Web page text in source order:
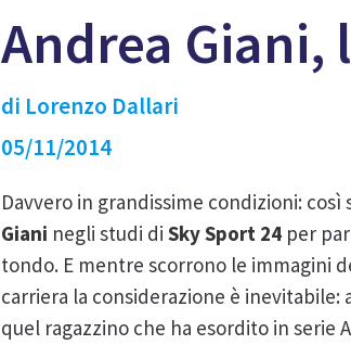
Andrea Giani,
di Lorenzo Dallari
05/11/2014
Davvero in grandissime condizioni:
Giani negli studi diSky Sport 24 per
tondo. E mentre scorrono le immagini
carriera la considerazione è inevitabile:
quel ragazzino che ha esordito in serie